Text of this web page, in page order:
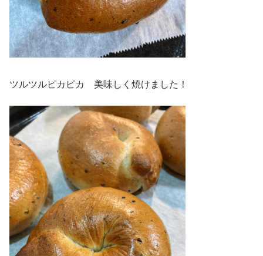
ツルツルピカピカ 美味しく焼けました！